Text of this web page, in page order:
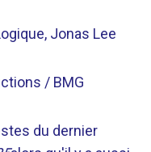
Jonas Lee
/ BMG
du dernier